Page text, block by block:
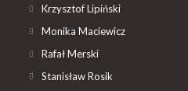
Krzysztof Lipiński
Monika Maciewicz
Rafał Merski
Stanisław Rosik